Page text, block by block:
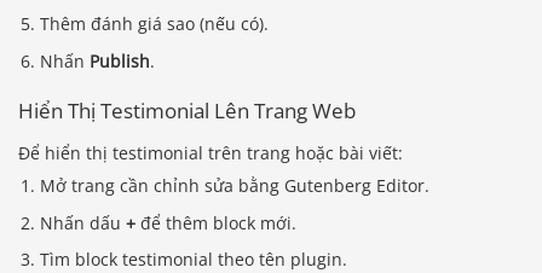
Thêm đánh giá sao (nếu có).
Nhấn Publish.
Hiển Thị Testimonial Lên Trang Web
Để hiển thị testimonial trên trang hoặc bài viết:
Mở trang cần chỉnh sửa bằng Gutenberg Editor.
Nhấn dấu+ để thêm block mới.
Tìm block testimonial theo tên plugin.